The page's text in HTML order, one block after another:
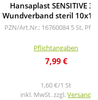
Hansaplast SENSITIVE
Wundverband steril
PZN/Art.Nr.: 16760084 5 St,
Pflichtangaben
7,99 €
1,60 €/1 St
inkl. MwSt. zzgl.Versand